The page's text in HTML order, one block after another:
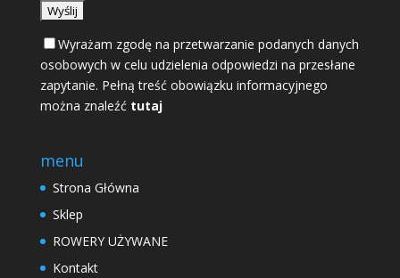
Wyrażam zgodę na przetwarzanie podanych danych
osobowych w celu udzielenia odpowiedzi na przesłane
zapytanie. Pełną treść obowiązku informacyjnego
można znaleźć tutaj
menu
Strona Główna
Sklep
ROWERY UŻYWANE
Kontakt